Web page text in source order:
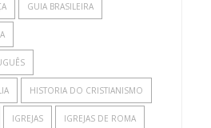
GUIA BRASILEIRA
HISTORIA DO CRISTIANISMO
IGREJAS IGREJAS DE ROMA